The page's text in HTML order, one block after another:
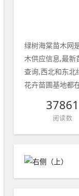
绿树海棠苗木网
木供应信息,最新
查询,西北和东北
花卉苗圃基地都
37861
阅读数